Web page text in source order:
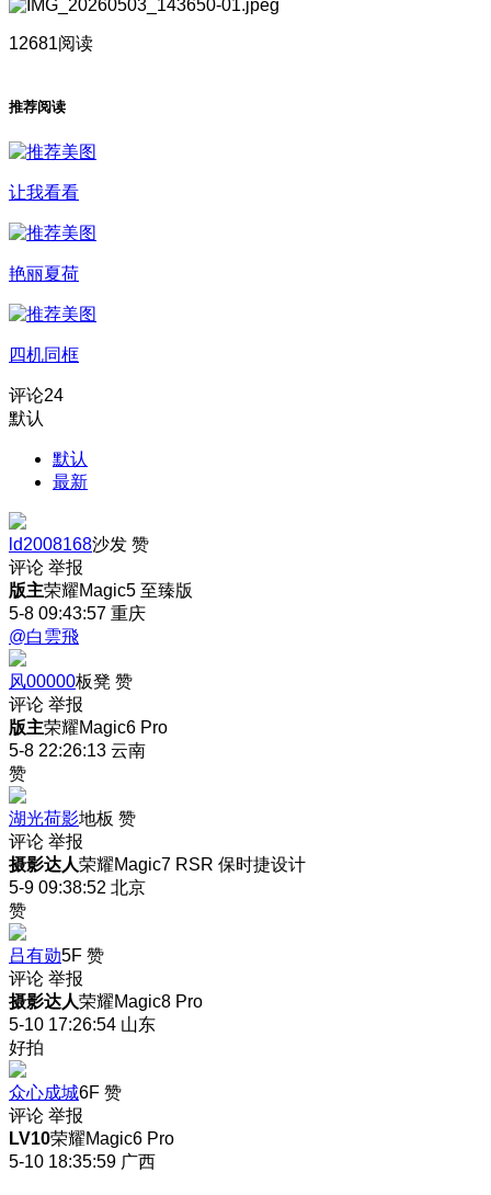
12681阅读
推荐阅读
让我看看
艳丽夏荷
四机同框
评论24
默认
默认
最新
ld2008168沙发 赞
评论 举报
版主荣耀Magic5 至臻版
5-8 09:43:57 重庆
@白雲飛
风00000板凳 赞
评论 举报
版主荣耀Magic6 Pro
5-8 22:26:13 云南
赞
湖光荷影地板 赞
评论 举报
摄影达人荣耀Magic7 RSR 保时捷设计
5-9 09:38:52 北京
赞
吕有勋5F 赞
评论 举报
摄影达人荣耀Magic8 Pro
5-10 17:26:54 山东
好拍
众心成城6F 赞
评论 举报
LV10荣耀Magic6 Pro
5-10 18:35:59 广西